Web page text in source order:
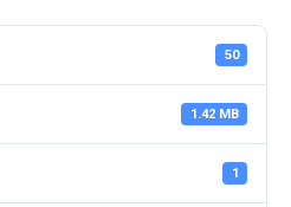
50
1.42 MB
1